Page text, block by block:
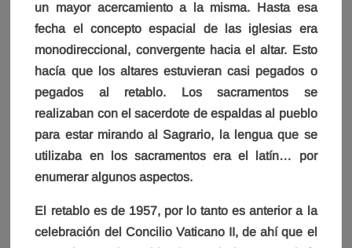
un mayor acercamiento a la misma. Hasta esa
fecha el concepto espacial de las iglesias era
monodireccional, convergente hacia el altar. Esto
hacía que los altares estuvieran casi pegados o
pegados al retablo. Los sacramentos se
realizaban con el sacerdote de espaldas al pueblo
para estar mirando al Sagrario, la lengua que se
utilizaba en los sacramentos era el latín… por
enumerar algunos aspectos.
El retablo es de 1957, por lo tanto es anterior a la
celebración del Concilio Vaticano II, de ahí que el